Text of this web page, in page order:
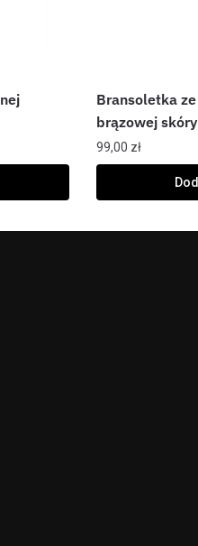
Bransoletka
brązowej skóry
99,00 zł